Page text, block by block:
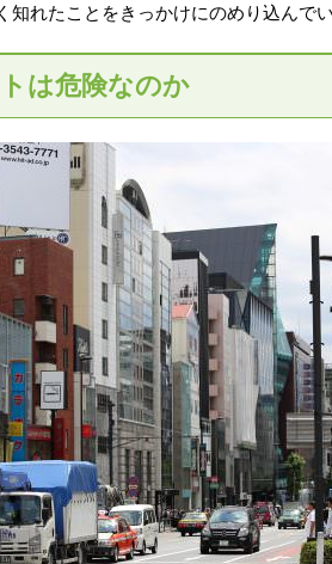
知れたことをきっかけにのめり込んで
は危険なのか